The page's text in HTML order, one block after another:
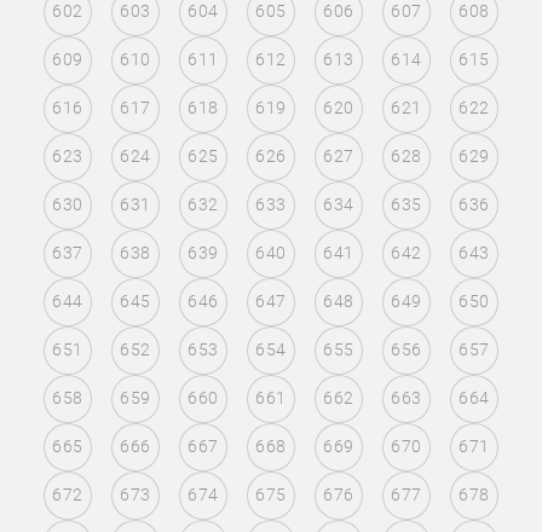
602 603 604 605 606 607 608
609 610 611 612 613 614 615
616 617 618 619 620 621 622
623 624 625 626 627 628 629
630 631 632 633 634 635 636
637 638 639 640 641 642 643
644 645 646 647 648 649 650
651 652 653 654 655 656 657
658 659 660 661 662 663 664
665 666 667 668 669 670 671
672 673 674 675 676 677 678